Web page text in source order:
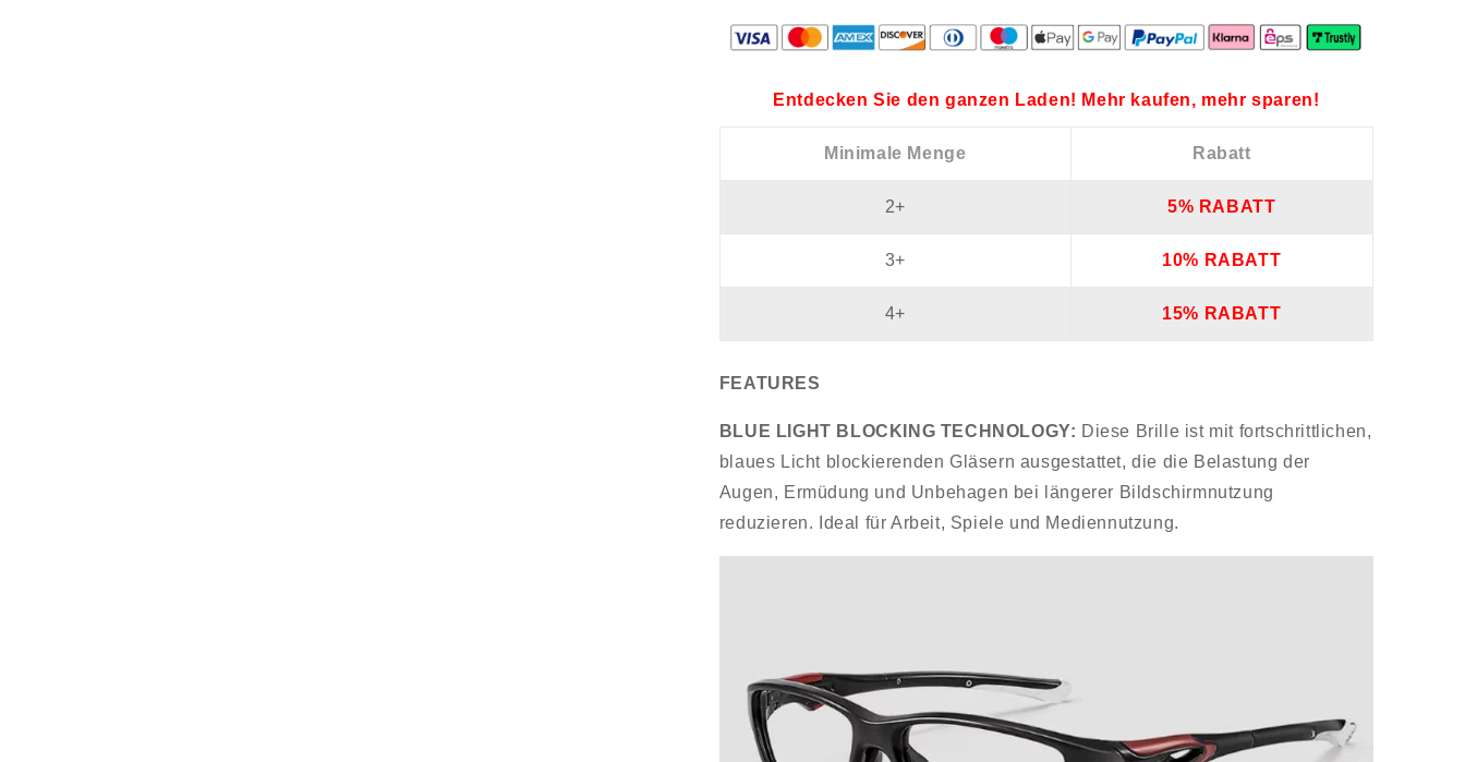
Entdecken Sie den ganzen Laden! Mehr kaufen, mehr sparen!
Minimale Menge Rabatt
2+ 5% RABATT
3+ 10% RABATT
4+ 15% RABATT
FEATURES
BLUE LIGHT BLOCKING TECHNOLOGY: Diese Brille ist mit fortschrittlichen,
blaues Licht blockierenden Gläsern ausgestattet, die die Belastung der
Augen, Ermüdung und Unbehagen bei längerer Bildschirmnutzung
reduzieren. Ideal für Arbeit, Spiele und Mediennutzung.